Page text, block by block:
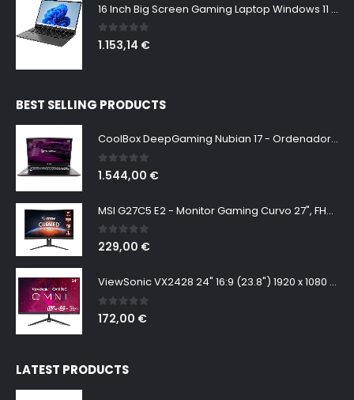
16 Inch Big Screen Gaming Laptop Windows 11 Pro, Intel i9 12900H GeForce RTX 3060 6G, 64GB DDR4 2TB NVMe, 2.5K IPS 165Hz Notebook Gamer PC Computer, WiFi6 BT5.2, Colorful Backlit Keyboard
0 out of 5
1.153,14 €
BEST SELLING PRODUCTS
CoolBox DeepGaming Nubian 17 - Ordenador Portátil Gaming 17.3" QHD 165Hz (Intel Core i7-13700H, 64GB RAM, 2TB SSD PCIe 4.0, Nvidia RTX 3050 6GB, W11 Pro Sin Licencia) Negro - Teclado QWERTY Español
0 out of 5
1.544,00 €
MSI G27C5 E2 - Monitor Gaming Curvo 27", FHD, 170 Hz (1920x1080, VA, Curvatura 1500R, 16:9, Frameless, 250 nits, Anti-Flicker)
0out of 5
229,00 €
ViewSonic VX2428 24" 16:9 (23.8") 1920 x 1080 SuperClear® IPS, 165hz, 1ms MPRT, Freesync Premium, 2 HDMI, DisplayPort, Speakers
0out of 5
172,00 €
LATEST PRODUCTS